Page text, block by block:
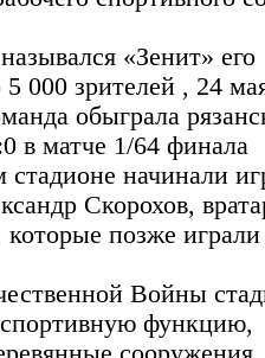
«Зенит» его
000 зрителей , 24
обыграла
в матче 1/64 финала
начинали
Скорохов,
позже играли
Войны
функцию,